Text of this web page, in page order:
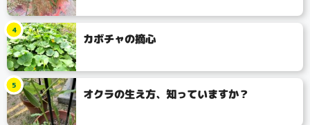
カボチャの摘心
4
オクラの生え方、知っていますか？
5